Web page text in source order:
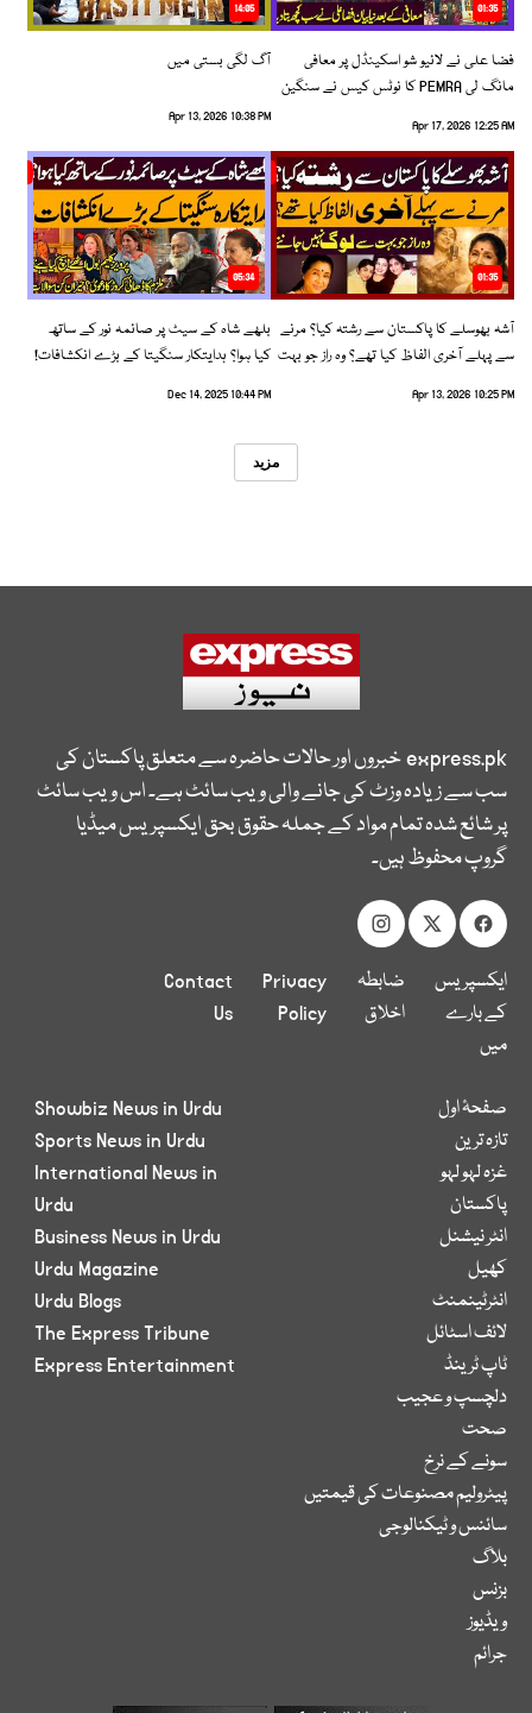
01:35
فضا علی نے لائیو شو اسکینڈل پر معافی
مانگ لی PEMRA کا نوٹس کیس نے سنگین
Apr 17, 2026 12:25 AM
14:05
آگ لگی بستی میں
Apr 13, 2026 10:38 PM
01:35
آشہ بھوسلے کا پاکستان سے رشتہ کیا؟ مرنے
سے پہلے آخری الفاظ کیا تھے؟ وہ راز جو بہت
Apr 13, 2026 10:25 PM
05:34
بلھے شاہ کے سیٹ پر صائمہ نور کے ساتھ
کیا ہوا؟ ہدایتکار سنگیتا کے بڑے انکشافات!
Dec 14, 2025 10:44 PM
مزید
express.pkخبروں اور حالات حاضرہ سے متعلق پاکستان کی
سب سے زیادہ وزٹ کی جانے والی ویب سائٹ ہے۔ اس ویب سائٹ
پر شائع شدہ تمام مواد کے جملہ حقوق بحق ایکسپریس میڈیا
گروپ محفوظ ہیں۔
ایکسپریس
کے بارے
میں
ضابطہ
اخلاق
Privacy
Policy
Contact
Us
صفحۂ اول
تازہ ترین
غزہ لہو لہو
پاکستان
انٹر نیشنل
کھیل
انٹرٹینمنٹ
لائف اسٹائل
ٹاپ ٹرینڈ
دلچسپ و عجیب
صحت
سونے کے نرخ
پیٹرولیم مصنوعات کی قیمتیں
سائنس و ٹیکنالوجی
بلاگ
بزنس
ویڈیوز
جرائم
Showbiz News in Urdu
Sports News in Urdu
International News in
Urdu
Business News in Urdu
Urdu Magazine
Urdu Blogs
The Express Tribune
Express Entertainment